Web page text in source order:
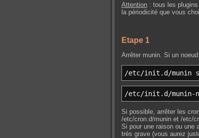
Attention : tous les
la périodicité que vous
Etape 1
Arrêter munin. Si un
/etc/init.d /munin
/etc/init.d /munin-
Si possible, arrêter les
/etc/cron.d/munin et /etc/
Si pour une raison ou une
très grave (vous aurez